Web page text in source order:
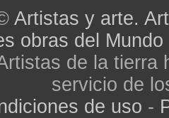
Artistas y arte.
obras del Mundo
de la tierra
servicio de
de uso -